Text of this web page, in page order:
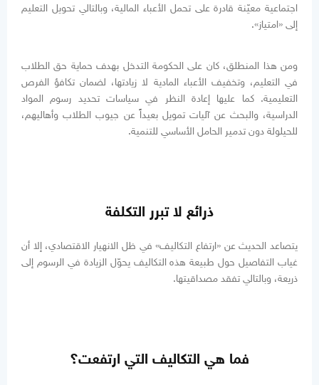
اجتماعية معيّنة قادرة على تحمل الأعباء المالية، وبالتالي تحويل التعليم
إلى «امتياز».
ومن هذا المنطلق، كان على الحكومة التدخل بهدف حماية حق الطلاب
في التعليم، وتخفيف الأعباء المادية لا زيادتها، لضمان تكافؤ الفرص
التعليمية. كما عليها إعادة النظر في سياسات تحديد رسوم المواد
الدراسية، والبحث عن آليات تمويل بعيداً عن جيوب الطلاب وأهاليهم،
للحيلولة دون تدمير الحامل الأساسي للتنمية.
ذرائع لا تبرر التكلفة
يتصاعد الحديث عن «ارتفاع التكاليف» في ظل الانهيار الاقتصادي، إلا أن
غياب التفاصيل حول طبيعة هذه التكاليف يحوّل الزيادة في الرسوم إلى
ذريعة، وبالتالي تفقد مصداقيتها.
فما هي التكاليف التي ارتفعت؟